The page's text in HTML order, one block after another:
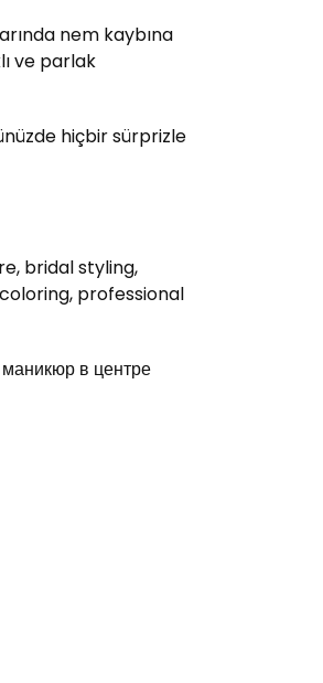
nem kaybına
ve parlak
hiçbir sürprizle
bridal styling,
professional
в центре